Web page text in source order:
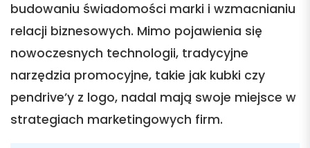
budowaniu świadomości marki i wzmacnianiu
relacji biznesowych. Mimo pojawienia się
nowoczesnych technologii, tradycyjne
narzędzia promocyjne, takie jak kubki czy
pendrive’y z logo, nadal mają swoje miejsce w
strategiach marketingowych firm.